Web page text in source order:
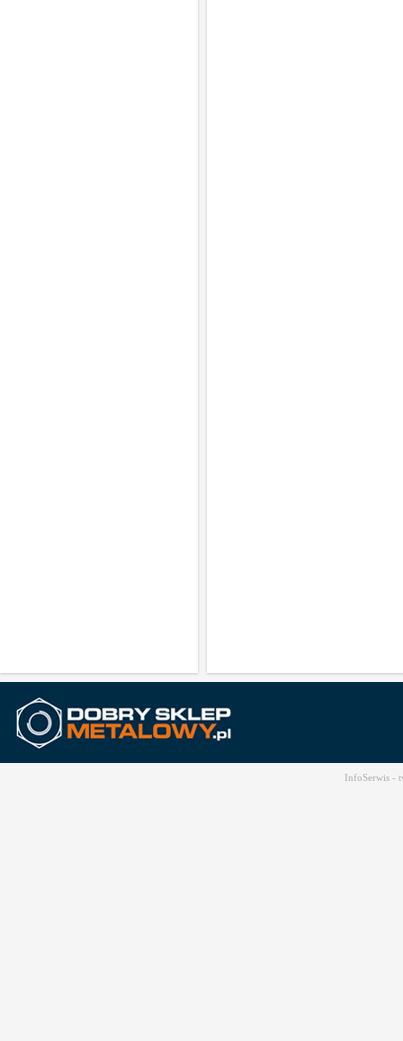
InfoSerwis -